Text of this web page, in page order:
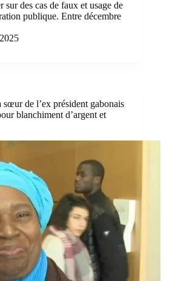
des cas de faux et usage de
publique. Entre décembre
de l’ex président gabonais
blanchiment d’argent et